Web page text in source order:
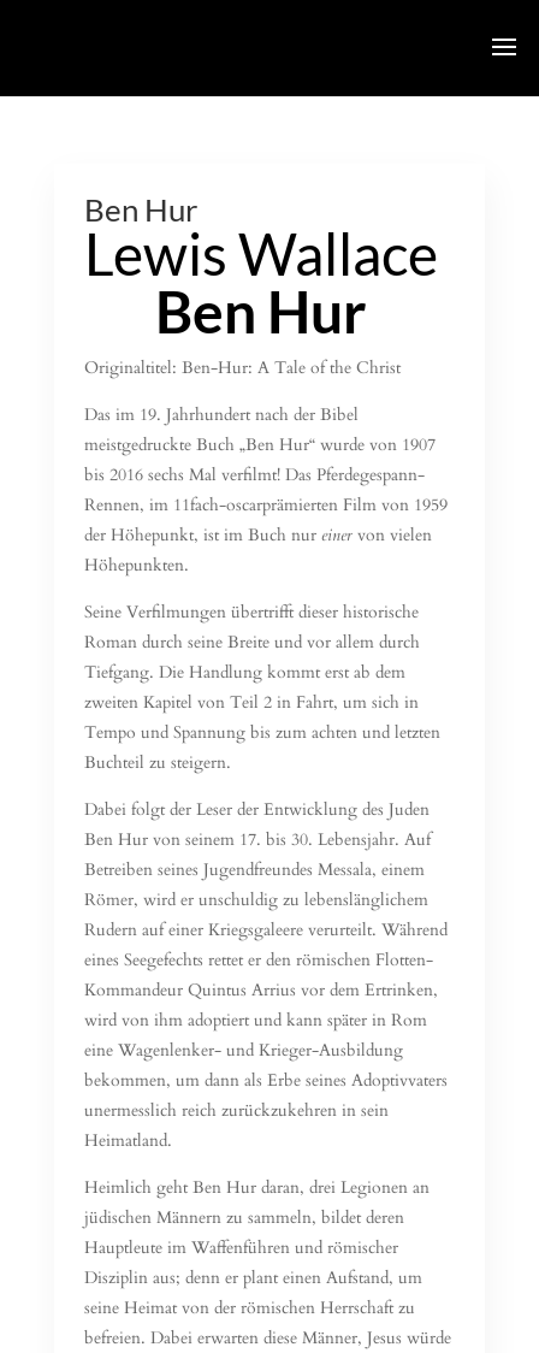
Ben Hur
Lewis Wallace
Ben Hur
Originaltitel: Ben-Hur: A Tale of the Christ
Das im 19. Jahrhundert nach der Bibel
meistgedruckte Buch „Ben Hur“ wurde von 1907
bis 2016 sechs Mal verfilmt! Das Pferdegespann-
Rennen, im 11fach-oscarprämierten Film von 1959
der Höhepunkt, ist im Buch nur einervon vielen
Höhepunkten.
Seine Verfilmungen übertrifft dieser historische
Roman durch seine Breite und vor allem durch
Tiefgang. Die Handlung kommt erst ab dem
zweiten Kapitel von Teil 2 in Fahrt, um sich in
Tempo und Spannung bis zum achten und letzten
Buchteil zu steigern.
Dabei folgt der Leser der Entwicklung des Juden
Ben Hur von seinem 17. bis 30. Lebensjahr. Auf
Betreiben seines Jugendfreundes Messala, einem
Römer, wird er unschuldig zu lebenslänglichem
Rudern auf einer Kriegsgaleere verurteilt. Während
eines Seegefechts rettet er den römischen Flotten-
Kommandeur Quintus Arrius vor dem Ertrinken,
wird von ihm adoptiert und kann später in Rom
eine Wagenlenker- und Krieger-Ausbildung
bekommen, um dann als Erbe seines Adoptivvaters
unermesslich reich zurückzukehren in sein
Heimatland.
Heimlich geht Ben Hur daran, drei Legionen an
jüdischen Männern zu sammeln, bildet deren
Hauptleute im Waffenführen und römischer
Disziplin aus; denn er plant einen Aufstand, um
seine Heimat von der römischen Herrschaft zu
befreien. Dabei erwarten diese Männer, Jesus würde